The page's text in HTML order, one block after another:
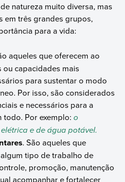
natureza muito diversa, mas
em três grandes grupos,
para a vida:
aqueles que oferecem ao
capacidades mais
para sustentar o modo
Por isso, são considerados
e necessários para a
todo. Por exemplo:o
e de água potável.
. São aqueles que
tipo de trabalho de
promoção, manutenção
acompanhar e fortalecer